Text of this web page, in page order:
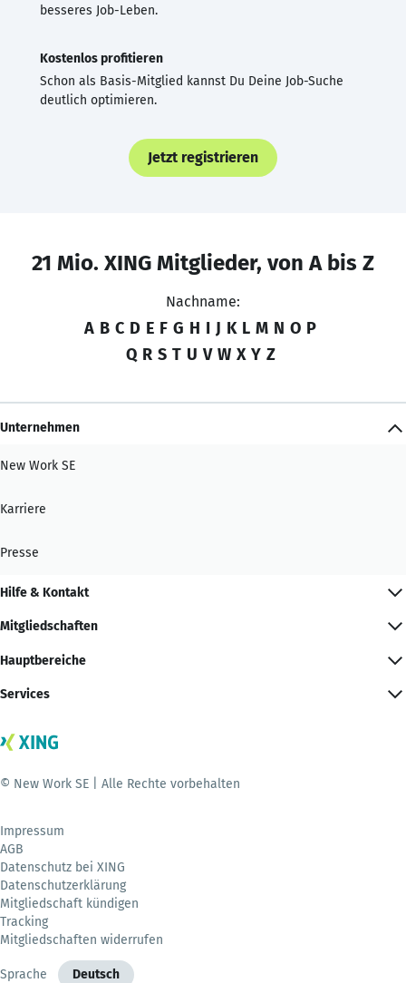
besseres Job-Leben.
Kostenlos profitieren
Schon als Basis-Mitglied kannst Du Deine Job-Suche
deutlich optimieren.
Jetzt registrieren
21 Mio. XING Mitglieder, von A bis Z
Nachname:
A B C D E F G H I J K L M N O P
Q R S T U V W X Y Z
Unternehmen
New Work SE
Karriere
Presse
Hilfe & Kontakt
Mitgliedschaften
Hauptbereiche
Services
© New Work SE | Alle Rechte vorbehalten
Impressum
AGB
Datenschutz bei XING
Datenschutzerklärung
Mitgliedschaft kündigen
Tracking
Mitgliedschaften widerrufen
Sprache Deutsch